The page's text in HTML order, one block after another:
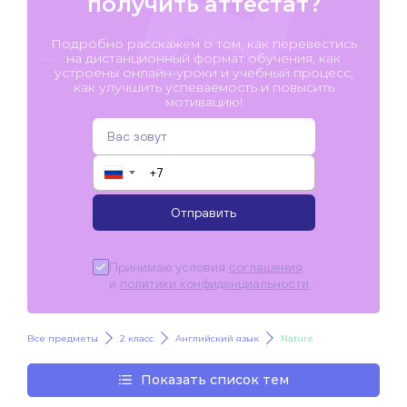
Подробно расскажем о том, как перевестись
на дистанционный формат обучения, как
устроены онлайн-уроки и учебный процесс,
как улучшить успеваемость и повысить
мотивацию!
▼
Отправить
Принимаю условия соглашения
и политики конфиденциальности
Все предметы 2 класс Английский язык Nature
Показать список тем